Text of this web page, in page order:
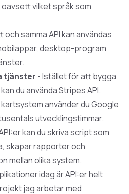
vilket språk som
och samma API kan användas
desktop-program
tjänster - Istället för att bygga
du använda Stripes API.
använder du Google
utvecklingstimmar.
kan du skriva script som
skapar rapporter och
mellan olika system.
idag är API:er helt
jag arbetar med